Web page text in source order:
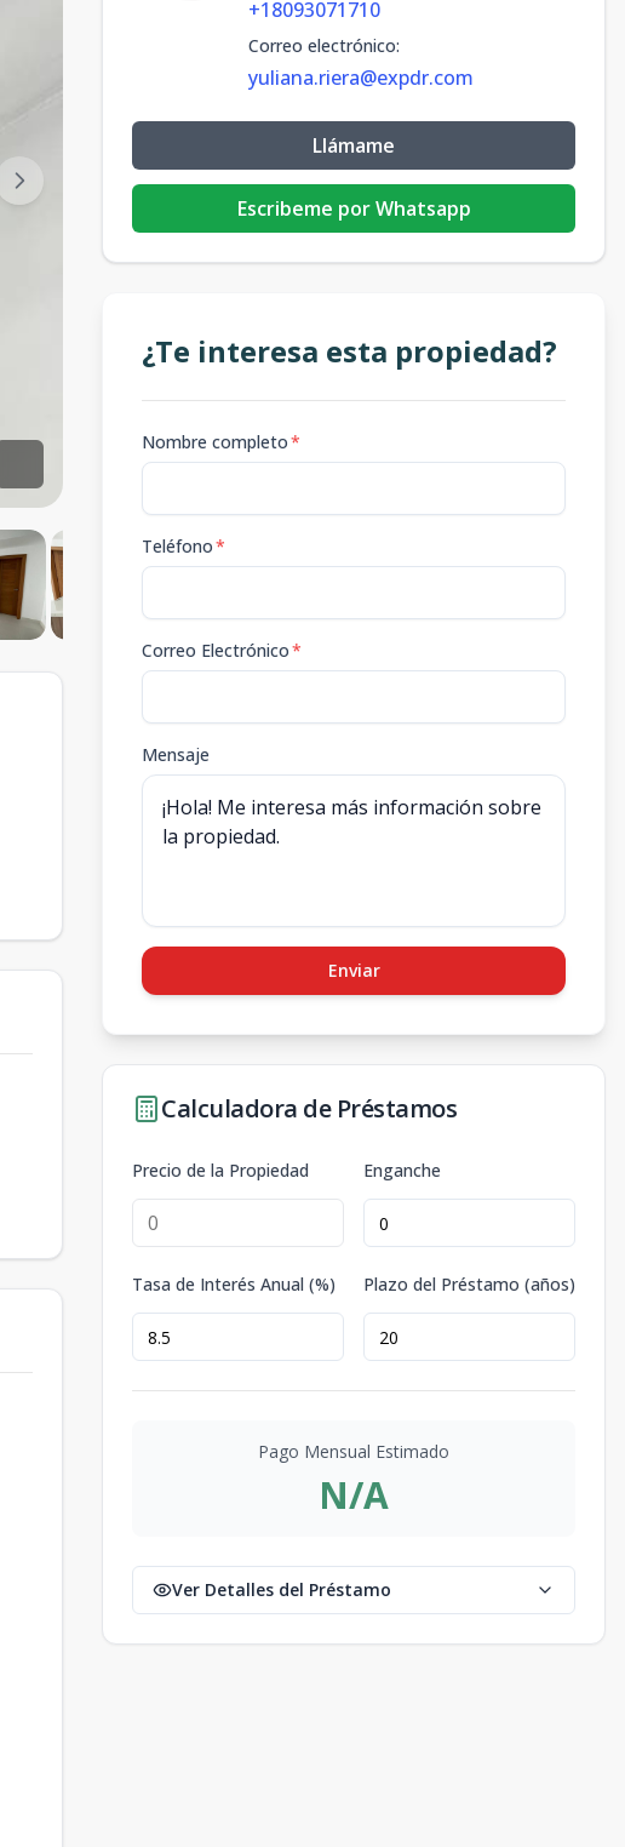
+18093071710
Correo electrónico:
yuliana.riera@expdr.com
Llámame
Escribeme por Whatsapp
¿Te interesa esta propiedad?
Nombre completo*
Teléfono*
Correo Electrónico*
Mensaje
Enviar
Calculadora de Préstamos
Precio de la Propiedad Enganche
Tasa de Interés Anual (%) Plazo del Préstamo (años)
Pago Mensual Estimado
N/A
Ver Detalles del Préstamo